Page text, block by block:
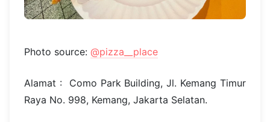
Photo source: @pizza__place
Alamat : Como Park Building, Jl. Kemang Timur
Raya No. 998, Kemang, Jakarta Selatan.